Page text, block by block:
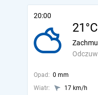
20:00
21°C
Opad: 0 mm
Wiatr:
17 km/h